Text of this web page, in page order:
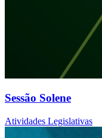
Sessão Solene
Atividades Legislativas